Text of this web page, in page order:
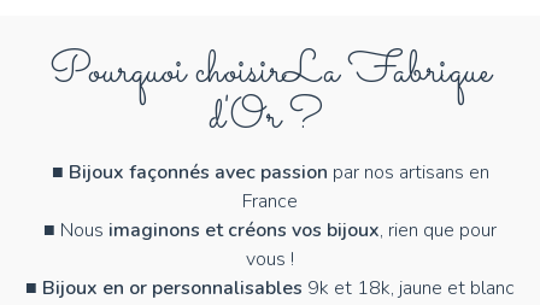
Pourquoi choisirLa Fabrique
d'Or ?
■ Bijoux façonnés avec passion par nos artisans en
France
■ Nous imaginons et créons vos bijoux, rien que pour
vous !
■ Bijoux en or personnalisables 9k et 18k, jaune et blanc